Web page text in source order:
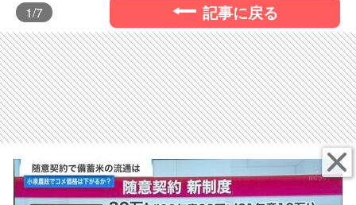
1/7 記事に戻る